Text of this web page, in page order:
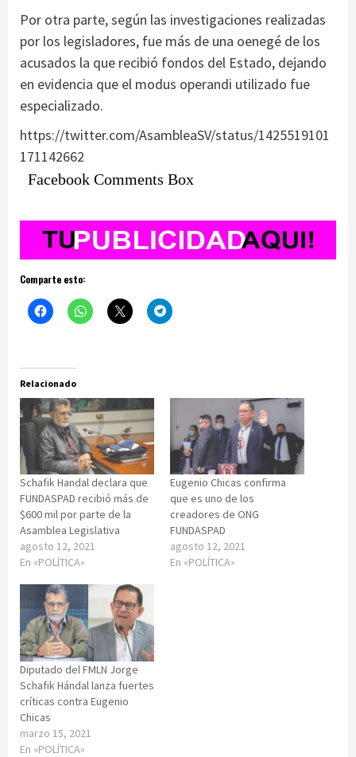
Por otra parte, según las investigaciones realizadas
por los legisladores, fue más de una oenegé de los
acusados la que recibió fondos del Estado, dejando
en evidencia que el modus operandi utilizado fue
especializado.
https://twitter.com/AsambleaSV/status/1425519101
171142662
Facebook Comments Box
Comparte esto:
Relacionado
Schafik Handal declara que
FUNDASPAD recibió más de
$600 mil por parte de la
Asamblea Legislativa
agosto 12, 2021
En «POLÍTICA»
Eugenio Chicas confirma
que es uno de los
creadores de ONG
FUNDASPAD
agosto 12, 2021
En «POLÍTICA»
Diputado del FMLN Jorge
Schafik Hándal lanza fuertes
críticas contra Eugenio
Chicas
marzo 15, 2021
En «POLÍTICA»